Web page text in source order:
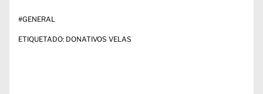
#GENERAL
ETIQUETADO: DONATIVOS VELAS